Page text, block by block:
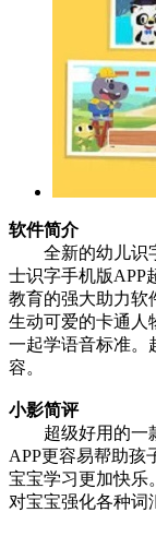
软件简介
全新的幼儿识字
士识字手机版APP
教育的强大助力软
生动可爱的卡通人
一起学语音标准。
容。
小影简评
超级好用的一款
APP更容易帮助孩
宝宝学习更加快乐
对宝宝强化各种词